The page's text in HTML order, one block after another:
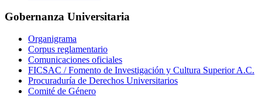
Gobernanza Universitaria
Organigrama
Corpus reglamentario
Comunicaciones oficiales
FICSAC / Fomento de Investigación y Cultura Superior A.C.
Procuraduría de Derechos Universitarios
Comité de Género